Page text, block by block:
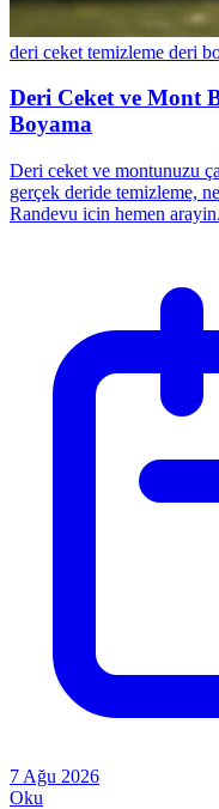
deri ceket temizleme deri
Deri Ceket ve Mont
Boyama
Deri ceket ve montunuzu
gerçek deride temizleme,
Randevu icin hemen arayin.
7 Ağu 2026
Oku